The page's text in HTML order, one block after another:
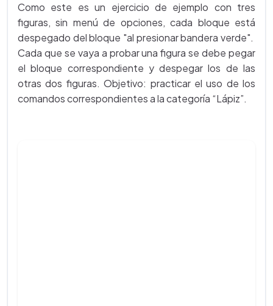
Como este es un ejercicio de ejemplo con tres
figuras, sin menú de opciones, cada bloque está
despegado del bloque "al presionar bandera verde".
Cada que se vaya a probar una figura se debe pegar
el bloque correspondiente y despegar los de las
otras dos figuras. Objetivo: practicar el uso de los
comandos correspondientes a la categoría “Lápiz”.